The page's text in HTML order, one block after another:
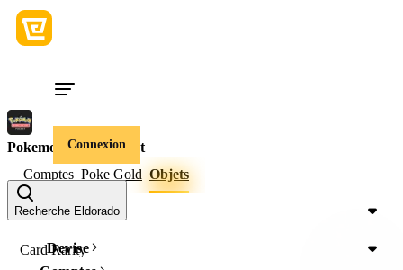
Connexion
Recherche Eldorado
Devise
Pokemon TCG Pocket
Comptes Poke Gold Objets
Item Type
Card Rarity